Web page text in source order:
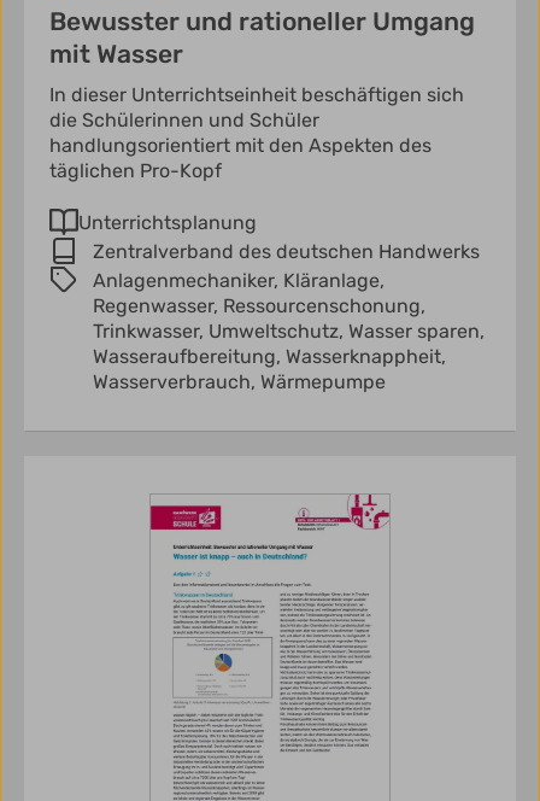
Bewusster und rationeller Umgang
mit Wasser
In dieser Unterrichtseinheit beschäftigen sich
die Schülerinnen und Schüler
handlungsorientiert mit den Aspekten des
täglichen Pro-Kopf
Unterrichtsplanung
Zentralverband des deutschen Handwerks
Anlagenmechaniker, Kläranlage,
Regenwasser, Ressourcenschonung,
Trinkwasser, Umweltschutz, Wasser sparen,
Wasseraufbereitung, Wasserknappheit,
Wasserverbrauch, Wärmepumpe